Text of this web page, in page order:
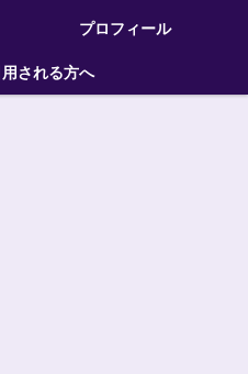
プロフィール
される方へ